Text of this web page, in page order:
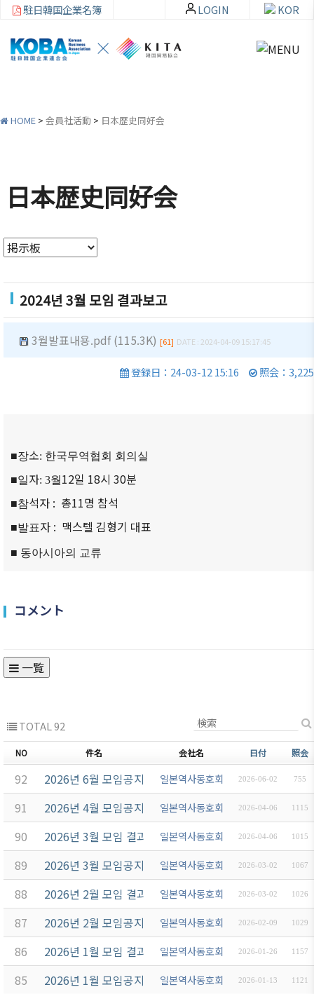
企
連
介
ご挨拶
設立目
ス
韓国貿
易協会
部
ウェブ
ティ方
社加
入・
会員加
入
利·義務
総覧
法律相
談
FAQ
員
社
員会
（同好
ベント
セミナ
ー
駐日韓国企業名簿 KOR
LOGIN
HOME > 会員社活動 > 日本歴史同好会
日本歴史同好会
2024년 3월 모임 결과보고
3월발표내용.pdf (115.3K) [61] DATE : 2024-04-09 15:17:45
登録日：24-03-12 15:16 照会：3,225
■장소: 한국무역협회 회의실
■일자: 3월12일 18시 30분
■참석자 : 총11명 참석
■발표자 : 맥스텔 김형기 대표
■ 동아시아의 교류
コメント
一覧
TOTAL 92
NO 件名 会社名 日付 照会
92 2026년 6월 모임공지 일본역사동호회 2026-06-02 755
91 2026년 4월 모임공지 일본역사동호회 2026-04-06 1115
90 2026년 3월 모임 결과보고일본역사동호회 2026-04-06 1015
89 2026년 3월 모임공지 일본역사동호회 2026-03-02 1067
88 2026년 2월 모임 결과보고일본역사동호회 2026-03-02 1026
87 2026년 2월 모임공지 일본역사동호회 2026-02-09 1029
86 2026년 1월 모임 결과보고일본역사동호회 2026-01-26 1157
85 2026년 1월 모임공지 일본역사동호회 2026-01-13 1121